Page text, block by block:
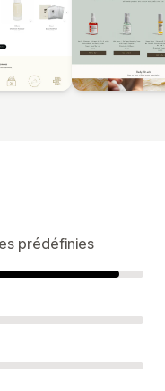
prédéfinies